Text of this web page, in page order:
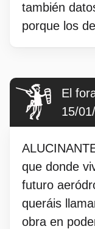
también
porque los
El
15/
que donde
futuro
queráis
obra en